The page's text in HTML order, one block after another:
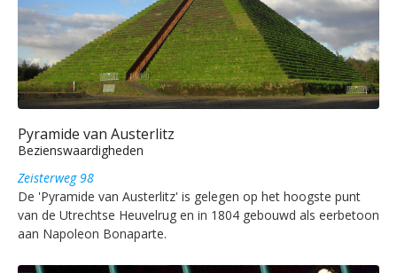
Pyramide van Austerlitz
Bezienswaardigheden
Zeisterweg 98
De 'Pyramide van Austerlitz' is gelegen op het hoogste punt
van de Utrechtse Heuvelrug en in 1804 gebouwd als eerbetoon
aan Napoleon Bonaparte.